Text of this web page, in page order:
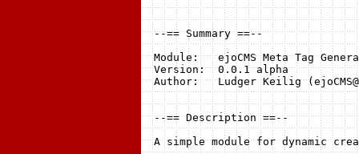
--== Summary ==--
Module:   ejoCMS Meta Tag
Version:  0.0.1 alpha
Author:   Ludger Keilig
--== Description ==--
A simple module for dynamic